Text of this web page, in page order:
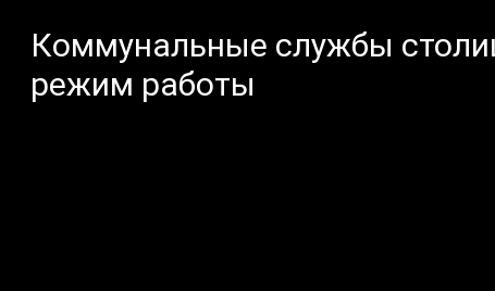
Коммунальные службы
режим работы